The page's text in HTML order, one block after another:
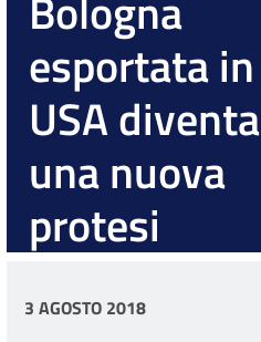
esportata in
USA diventa
una nuova
protesi
3 AGOSTO 2018